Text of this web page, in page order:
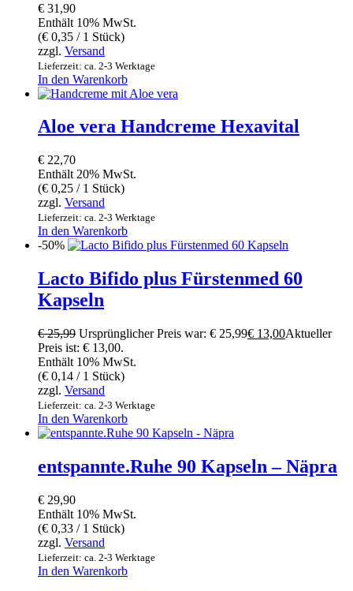
€ 31,90
Enthält 10% MwSt.
(€ 0,35 / 1 Stück)
zzgl. Versand
Lieferzeit: ca. 2-3 Werktage
In den Warenkorb
Aloe vera Handcreme Hexavital
€ 22,70
Enthält 20% MwSt.
(€ 0,25 / 1 Stück)
zzgl. Versand
Lieferzeit: ca. 2-3 Werktage
In den Warenkorb
-50%
Lacto Bifido plus Fürstenmed 60
Kapseln
€25,99 Ursprünglicher Preis war: € 25,99€ 13,00Aktueller
Preis ist: € 13,00.
Enthält 10% MwSt.
(€ 0,14 / 1 Stück)
zzgl. Versand
Lieferzeit: ca. 2-3 Werktage
In den Warenkorb
entspannte.Ruhe 90 Kapseln – Näpra
€ 29,90
Enthält 10% MwSt.
(€ 0,33 / 1 Stück)
zzgl. Versand
Lieferzeit: ca. 2-3 Werktage
In den Warenkorb